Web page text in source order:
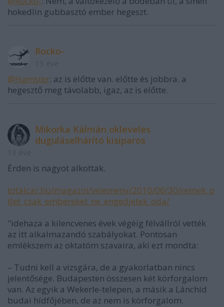
hokedlin gubbasztó ember hegeszt.
Rocko-
@Hamster: az is előtte van. előtte és jobbra. a
hegesztő meg távolabb, igaz, az is előtte.
Mikorka Kálmán okleveles
duguláselhárító kisiparos
Érden is nagyot alkottak.
totalcar.hu/magazin/velemeny/2010/06/30/remek_o
tlet_csak_embereket_ne_engedjetek_oda/
"idehaza a kilencvenes évek végéig félvállról vették
az itt alkalmazandó szabályokat. Pontosan
emlékszem az oktatóm szavaira, aki ezt mondta:
– Tudni kell a vizsgára, de a gyakorlatban nincs
jelentősége. Budapesten összesen két körforgalom
van. Az egyik a Wekerle-telepen, a másik a Lánchíd
budai hídfőjében, de az nem is körforgalom.